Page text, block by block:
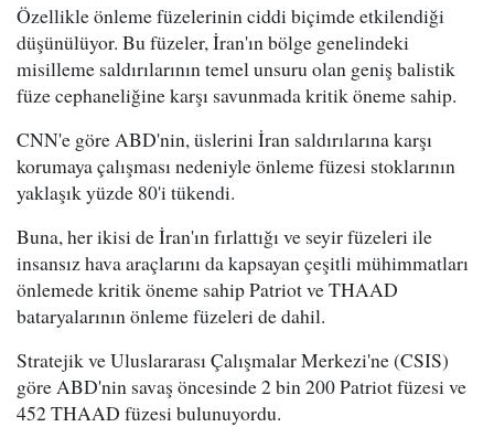
Özellikle önleme füzelerinin ciddi biçimde etkilendiği
düşünülüyor. Bu füzeler, İran'ın bölge genelindeki
misilleme saldırılarının temel unsuru olan geniş balistik
füze cephaneliğine karşı savunmada kritik öneme sahip.
CNN'e göre ABD'nin, üslerini İran saldırılarına karşı
korumaya çalışması nedeniyle önleme füzesi stoklarının
yaklaşık yüzde 80'i tükendi.
Buna, her ikisi de İran'ın fırlattığı ve seyir füzeleri ile
insansız hava araçlarını da kapsayan çeşitli mühimmatları
önlemede kritik öneme sahip Patriot ve THAAD
bataryalarının önleme füzeleri de dahil.
Stratejik ve Uluslararası Çalışmalar Merkezi'ne (CSIS)
göre ABD'nin savaş öncesinde 2 bin 200 Patriot füzesi ve
452 THAAD füzesi bulunuyordu.